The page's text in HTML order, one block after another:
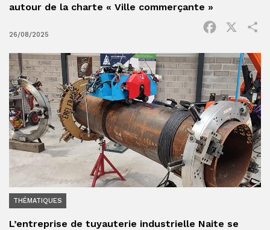
autour de la charte « Ville commerçante »
26/08/2025
Facebook
THÉMATIQUES
L’entreprise de tuyauterie industrielle Naite se